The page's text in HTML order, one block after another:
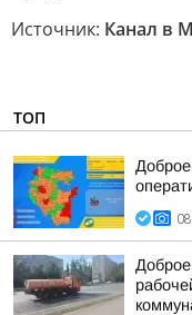
Источник: Канал в
ТОП